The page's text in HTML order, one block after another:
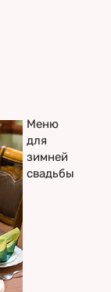
Меню
для
зимней
свадьбы